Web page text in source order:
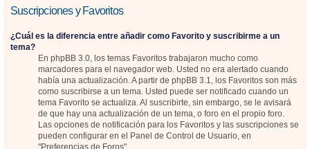
Suscripciones y Favoritos
¿Cuál es la diferencia entre añadir como Favorito y suscribirme a un
tema?
En phpBB 3.0, los temas Favoritos trabajaron mucho como
marcadores para el navegador web. Usted no era alertado cuando
había una actualización. A partir de phpBB 3.1, los Favoritos son más
como suscribirse a un tema. Usted puede ser notificado cuando un
tema Favorito se actualiza. Al suscribirte, sin embargo, se le avisará
de que hay una actualización de un tema, o foro en el propio foro.
Las opciones de notificación para los Favoritos y las suscripciones se
pueden configurar en el Panel de Control de Usuario, en
"Preferencias de Foros".